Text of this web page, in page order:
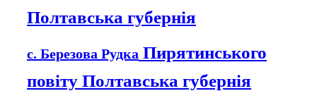
Полтавська губернія
с. Березова Рудка Пирятинського
повіту Полтавська губернія